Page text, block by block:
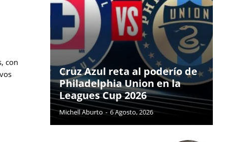
con
Cruz Azul reta al poderío de
Philadelphia Union en la
Leagues Cup 2026
Michell Aburto - 6 Agosto, 2026